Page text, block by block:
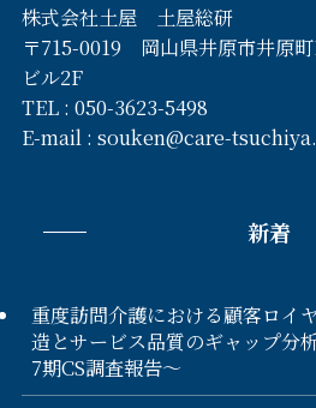
株式会社土屋 土屋総研
〒715-0019 岡山県井原市井原
ビル2F
TEL : 050-3623-5498
E-mail : souken@care-
新着
重度訪問介護における顧客ロイ
造とサービス品質のギャップ分
7期CS調査報告〜